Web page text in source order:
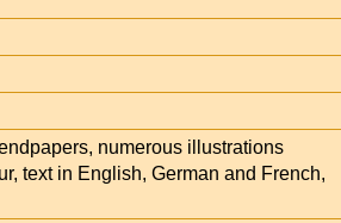
numerous illustrations
text in English, German and French,